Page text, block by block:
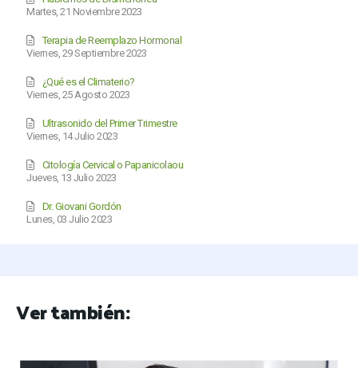
Martes, 21 Noviembre 2023
Viernes, 29 Septiembre 2023
Terapia de Reemplazo Hormonal
Viernes, 25 Agosto 2023
¿Qué es el Climaterio?
Viernes, 14 Julio 2023
Ultrasonido del Primer Trimestre
Jueves, 13 Julio 2023
Citología Cervical o Papanicolaou
Lunes, 03 Julio 2023
Dr. Giovani Gordón
Ver también: